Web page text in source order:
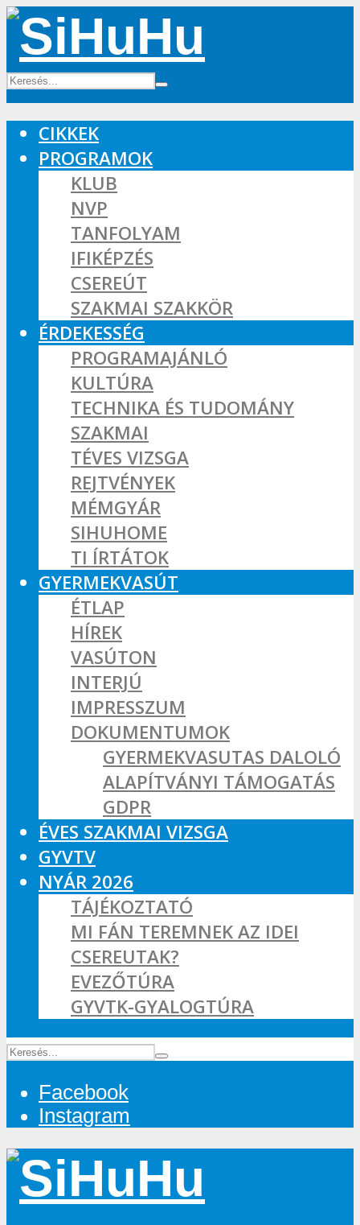
CIKKEK
PROGRAMOK
KLUB
NVP
TANFOLYAM
IFIKÉPZÉS
CSEREÚT
SZAKMAI SZAKKÖR
ÉRDEKESSÉG
PROGRAMAJÁNLÓ
KULTÚRA
TECHNIKA ÉS TUDOMÁNY
SZAKMAI
TÉVES VIZSGA
REJTVÉNYEK
MÉMGYÁR
SIHUHOME
TI ÍRTÁTOK
GYERMEKVASÚT
ÉTLAP
HÍREK
VASÚTON
INTERJÚ
IMPRESSZUM
DOKUMENTUMOK
GYERMEKVASUTAS DALOLÓ
ALAPÍTVÁNYI TÁMOGATÁS
GDPR
ÉVES SZAKMAI VIZSGA
GYVTV
NYÁR 2026
TÁJÉKOZTATÓ
MI FÁN TEREMNEK AZ IDEI
CSEREUTAK?
EVEZŐTÚRA
GYVTK-GYALOGTÚRA
Facebook
Instagram